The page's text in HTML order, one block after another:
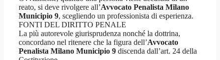
reato, si deve rivolgere all’Avvocato Penalista Milano
Municipio 9, scegliendo un professionista di esperienza.
FONTI DEL DIRITTO PENALE
La più autorevole giurisprudenza nonché la dottrina,
concordano nel ritenere che la figura dell’Avvocato
Penalista Milano Municipio 9 discenda dall’art. 24 della